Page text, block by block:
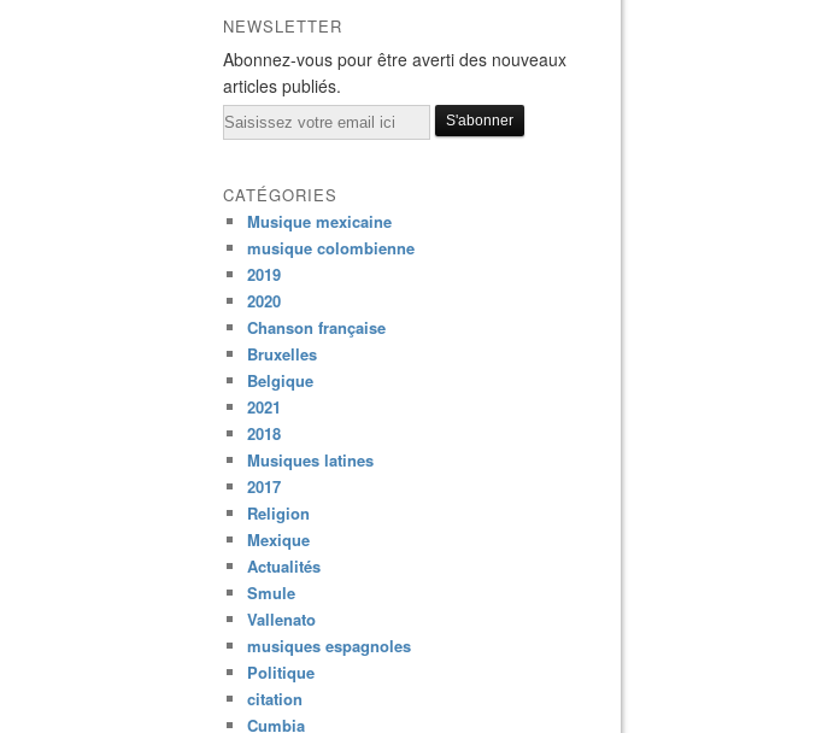
NEWSLETTER
Abonnez-vous pour être averti des nouveaux
articles publiés.
Email
CATÉGORIES
Musique mexicaine
musique colombienne
2019
2020
Chanson française
Bruxelles
Belgique
2021
2018
Musiques latines
2017
Religion
Mexique
Actualités
Smule
Vallenato
musiques espagnoles
Politique
citation
Cumbia